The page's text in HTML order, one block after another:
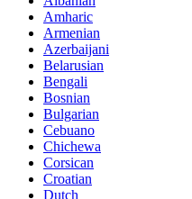
Amharic
Armenian
Azerbaijani
Belarusian
Bengali
Bosnian
Bulgarian
Cebuano
Chichewa
Corsican
Croatian
Dutch